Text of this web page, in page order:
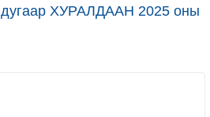
дугаар ХУРАЛДААН 2025 оны